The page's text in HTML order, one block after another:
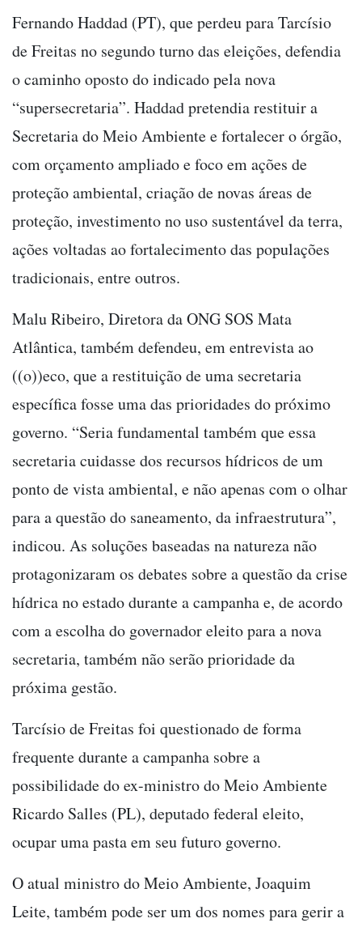
Fernando Haddad (PT), que perdeu para Tarcísio
de Freitas no segundo turno das eleições, defendia
o caminho oposto do indicado pela nova
“supersecretaria”. Haddad pretendia restituir a
Secretaria do Meio Ambiente e fortalecer o órgão,
com orçamento ampliado e foco em ações de
proteção ambiental, criação de novas áreas de
proteção, investimento no uso sustentável da terra,
ações voltadas ao fortalecimento das populações
tradicionais, entre outros.
Malu Ribeiro, Diretora da ONG SOS Mata
Atlântica, também defendeu, em entrevista ao
((o))eco, que a restituição de uma secretaria
específica fosse uma das prioridades do próximo
governo. “Seria fundamental também que essa
secretaria cuidasse dos recursos hídricos de um
ponto de vista ambiental, e não apenas com o olhar
para a questão do saneamento, da infraestrutura”,
indicou. As soluções baseadas na natureza não
protagonizaram os debates sobre a questão da crise
hídrica no estado durante a campanha e, de acordo
com a escolha do governador eleito para a nova
secretaria, também não serão prioridade da
próxima gestão.
Tarcísio de Freitas foi questionado de forma
frequente durante a campanha sobre a
possibilidade do ex-ministro do Meio Ambiente
Ricardo Salles (PL), deputado federal eleito,
ocupar uma pasta em seu futuro governo.
O atual ministro do Meio Ambiente, Joaquim
Leite, também pode ser um dos nomes para gerir a